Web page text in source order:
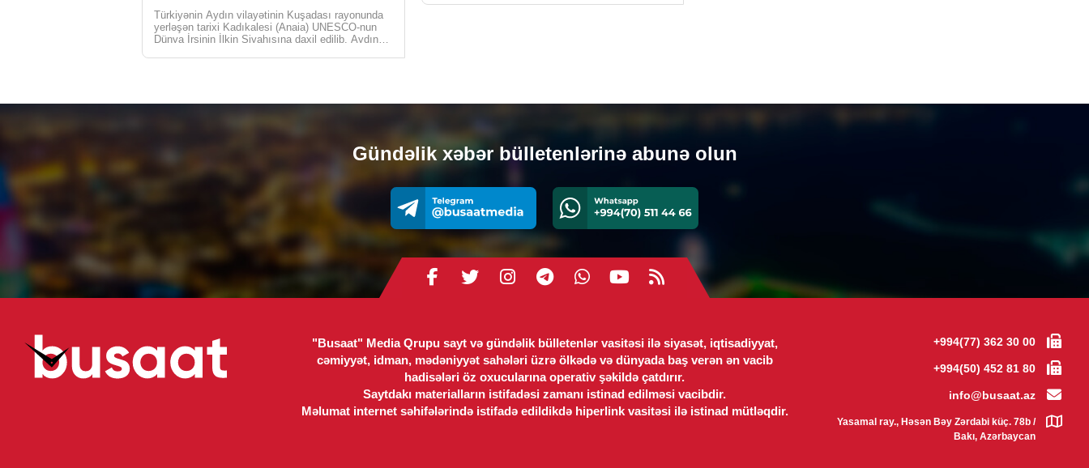
Türkiyənin Aydın vilayətinin Kuşadası rayonunda
yerləşən tarixi Kadıkalesi (Anaia) UNESCO-nun
Dünya İrsinin İlkin Siyahısına daxil edilib. Aydın
SERENCAM
Nemət Nağdəliyev səfir təyin edildi
07.08.2026
HADISƏ
07.08.2026- 11:17
HADISƏ
Ürək üçün ən faydalı məşq məlum
oldu: velosiped və gəzintini geridə
Gündəlik xəbər bülletenlərinə abunə olun
"Busaat" Media Qrupu sayt və gündəlik bülletenlər vasitəsi ilə siyasət, iqtisadiyyat,
cəmiyyət, idman, mədəniyyət sahələri üzrə ölkədə və dünyada baş verən ən vacib
hadisələri öz oxucularına operativ şəkildə çatdırır.
Saytdakı materialların istifadəsi zamanı istinad edilməsi vacibdir.
Məlumat internet səhifələrində istifadə edildikdə hiperlink vasitəsi ilə istinad mütləqdir.
+994(77) 362 30 00
+994(50) 452 81 80
info@busaat.az
Yasamal ray., Həsən Bəy Zərdabi küç. 78b /
Bakı, Azərbaycan